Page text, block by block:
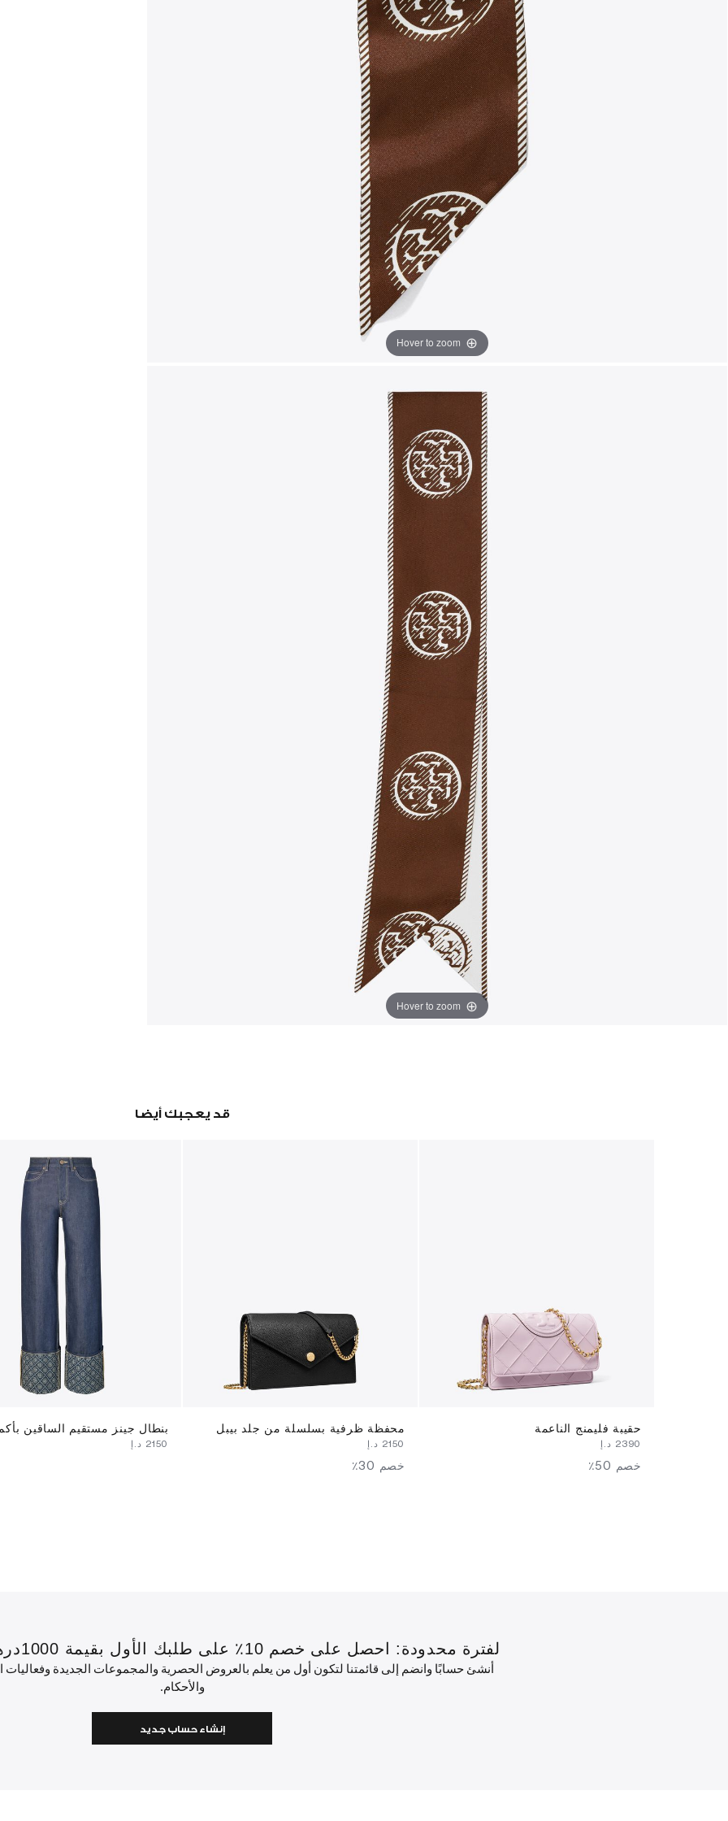
Hover to zoom
Hover to zoom
قد يعجبك أيضا
حقيبة فليمنج الناعمة
خصم 50٪
محفظة ظرفية بسلسلة من جلد بيبل
خصم 30٪
بنطال جينز مستقيم الساقين
لفترة محدودة: احصل على خصم 10٪ على طلبك الأول بقيمة 1000درهم إماراتي أو أكثر.
أنشئ حسابًا وانضم إلى قائمتنا لتكون أول من يعلم بالعروض الحصرية والمجموعات الجديدة
والأحكام.
إنشاء حساب جديد